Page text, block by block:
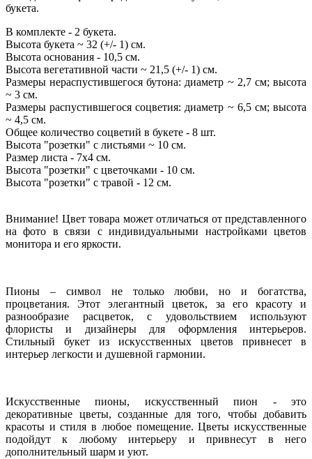
букета.
В комплекте - 2 букета.
Высота букета ~ 32 (+/- 1) см.
Высота основания - 10,5 см.
Высота вегетативной части ~ 21,5 (+/- 1) см.
Размеры нераспустившегося бутона: диаметр ~ 2,7 см; высота
~ 3 см.
Размеры распустившегося соцветия: диаметр ~ 6,5 см; высота
~ 4,5 см.
Общее количество соцветий в букете - 8 шт.
Высота "розетки" с листьями ~ 10 см.
Размер листа - 7х4 см.
Высота "розетки" с цветочками - 10 см.
Высота "розетки" с травой - 12 см.
Внимание! Цвет товара может отличаться от представленного
на фото в связи с индивидуальными настройками цветов
монитора и его яркости.
Пионы – символ не только любви, но и богатства,
процветания. Этот элегантный цветок, за его красоту и
разнообразие расцветок, с удовольствием используют
флористы и дизайнеры для оформления интерьеров.
Стильный букет из искусственных цветов привнесет в
интерьер легкости и душевной гармонии.
Искусственные пионы, искусственный пион - это
декоративные цветы, созданные для того, чтобы добавить
красоты и стиля в любое помещение. Цветы искусственные
подойдут к любому интерьеру и привнесут в него
дополнительный шарм и уют.